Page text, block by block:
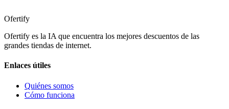
Ofertify
Ofertify es la IA que encuentra los mejores descuentos de las
grandes tiendas de internet.
Enlaces útiles
Quiénes somos
Cómo funciona